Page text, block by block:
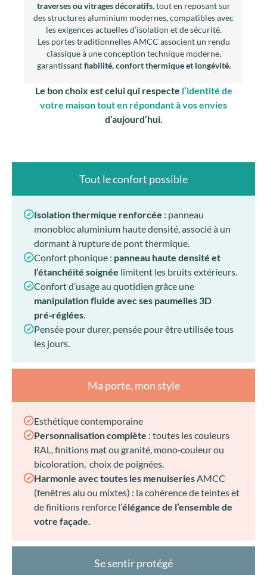
traverses ou vitrages décoratifs, tout en reposant sur
des structures aluminium modernes, compatibles avec
les exigences actuelles d’isolation et de sécurité.
Les portes traditionnelles AMCC associent un rendu
classique à une conception technique moderne,
garantissantfiabilité, confort thermique et longévité.
Le bon choix est celui qui respecte l’identité de
votre maison tout en répondant à vos envies
d’aujourd’hui.
Tout le confort possible
Isolation thermique renforcée : panneau
monobloc aluminium haute densité, associé à un
dormant à rupture de pont thermique.
Confort phonique : panneau haute densité et
l’étanchéité soignée limitent les bruits extérieurs.
Confort d’usage au quotidien grâce une
manipulation fluide avec ses paumelles 3D
pré‑réglées.
Pensée pour durer, pensée pour être utilisée tous
les jours.
Ma porte, mon style
Esthétique contemporaine
Personnalisation complète : toutes les couleurs
RAL, finitions mat ou granité, mono‑couleur ou
bicoloration, choix de poignées.
Harmonie avec toutes les menuiseriesAMCC
(fenêtres alu ou mixtes) : la cohérence de teintes et
de finitions renforce l’élégance de l’ensemble de
votre façade.
Se sentir protégé